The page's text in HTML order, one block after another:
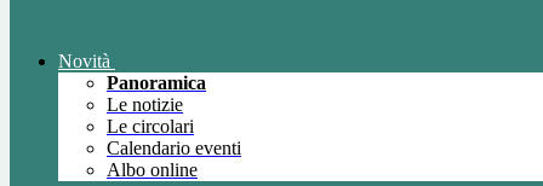
Novità
Panoramica
Le notizie
Le circolari
Calendario eventi
Albo online